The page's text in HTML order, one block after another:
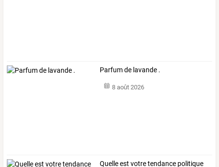
Parfum de lavande .
8 août 2026
Quelle est votre tendance politique